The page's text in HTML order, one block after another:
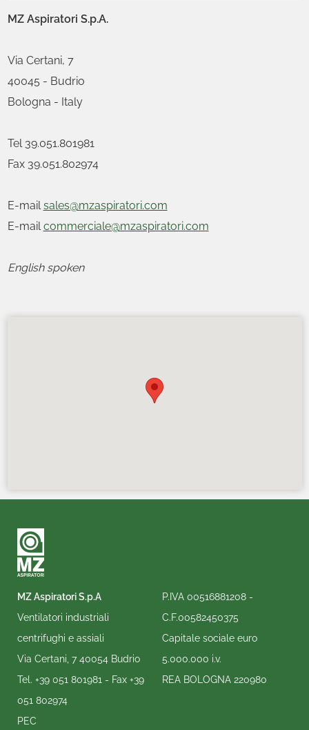
MZ Aspiratori S.p.A.
Via Certani, 7
40045 - Budrio
Bologna - Italy
Tel 39.051.801981
Fax 39.051.802974
E-mailsales@mzaspiratori.com
E-mailcommerciale@mzaspiratori.com
English spoken
MZ Aspiratori S.p.A
Ventilatori industriali
centrifughi e assiali
Via Certani, 7 40054 Budrio
Tel. +39 051 801981 - Fax +39
051 802974
PEC
P.IVA 00516881208 -
C.F.00582450375
Capitale sociale euro
5.000.000 i.v.
REA BOLOGNA 220980